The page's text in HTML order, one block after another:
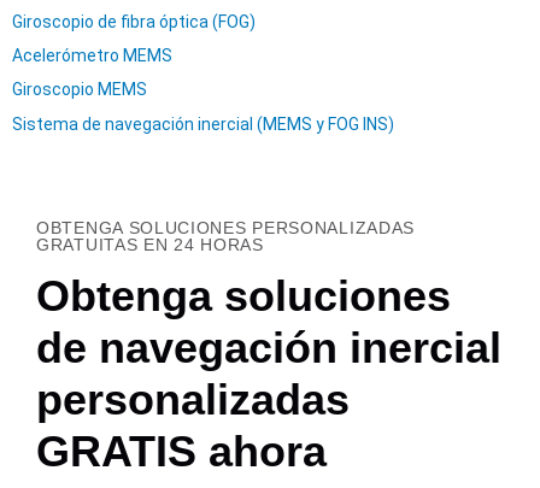
Giroscopio de fibra óptica (FOG)
Acelerómetro MEMS
Giroscopio MEMS
Sistema de navegación inercial (MEMS y FOG INS)
OBTENGA SOLUCIONES PERSONALIZADAS
GRATUITAS EN 24 HORAS
Obtenga soluciones
de navegación inercial
personalizadas
GRATIS ahora